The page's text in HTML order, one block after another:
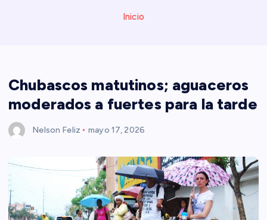
Inicio
Chubascos matutinos; aguaceros
moderados a fuertes para la tarde
Nelson Feliz mayo 17, 2026